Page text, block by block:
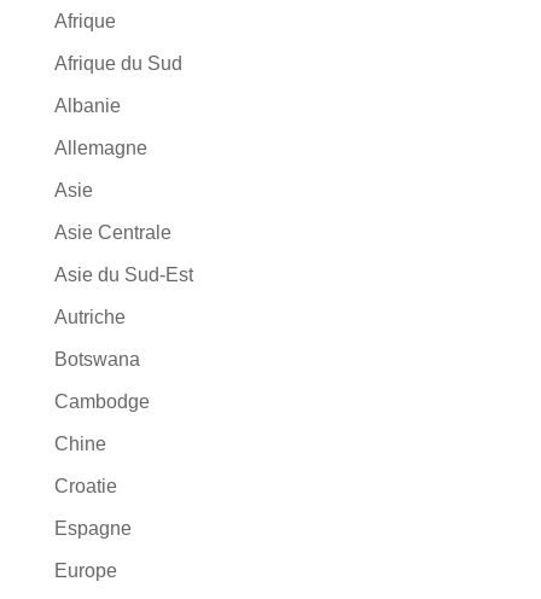
Afrique
Afrique du Sud
Albanie
Allemagne
Asie
Asie Centrale
Asie du Sud-Est
Autriche
Botswana
Cambodge
Chine
Croatie
Espagne
Europe